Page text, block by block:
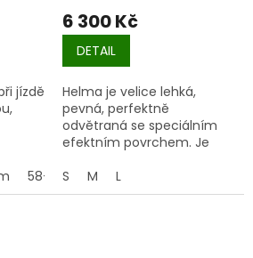
jízdě
58-61 cm 58-60 cm
6 300 Kč
DETAIL
Helma je velice lehká,
pevná, perfektně
odvětraná se speciálním
efektním povrchem. Je
prodloužení v zadní části.
S M L